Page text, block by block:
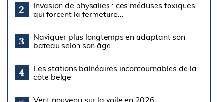
2
Invasion de physalies : ces méduses toxiques
qui forcent la fermeture...
3
Naviguer plus longtemps en adaptant son
bateau selon son âge
4
Les stations balnéaires incontournables de la
côte belge
Vent nouveau sur la voile en 2026